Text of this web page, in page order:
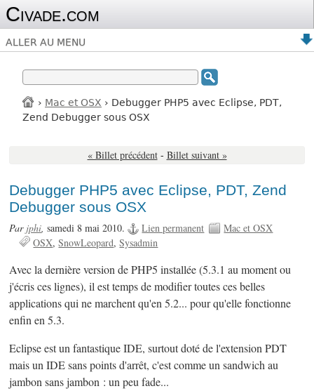
Civade.com
ALLER AU MENU
› Mac et OSX › Debugger PHP5 avec Eclipse, PDT,
Zend Debugger sous OSX
« Billet précédent - Billet suivant »
Debugger PHP5 avec Eclipse, PDT, Zend
Debugger sous OSX
Par jphi,samedi 8 mai 2010. Lien permanent
Mac et OSX
OSX SnowLeopard Sysadmin
Avec la dernière version de PHP5 installée (5.3.1 au moment ou
j'écris ces lignes), il est temps de modifier toutes ces belles
applications qui ne marchent qu'en 5.2... pour qu'elle fonctionne
enfin en 5.3.
Eclipse est un fantastique IDE, surtout doté de l'extension PDT
mais un IDE sans points d'arrêt, c'est comme un sandwich au
jambon sans jambon : un peu fade...